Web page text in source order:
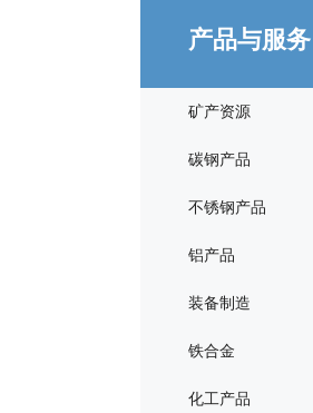
产品与服务
矿产资源
碳钢产品
不锈钢产品
铝产品
装备制造
铁合金
化工产品